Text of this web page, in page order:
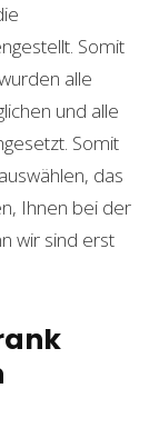
Somit
alle
und alle
Somit
das
Ihnen bei der
wir sind erst